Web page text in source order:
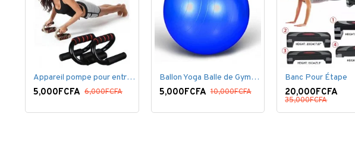
Appareil pompe pour entrainement pectoraux
5,000FCFA 6,000FCFA
Ballon Yoga Balle de Gymnastique Sans Pompe
5,000FCFA 10,000FCFA
Banc Pour Étape
20,000FCFA
35,000FCFA